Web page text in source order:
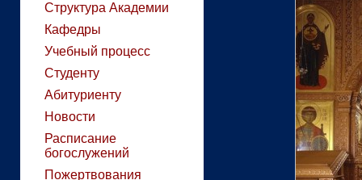
Структура Академии
Кафедры
Учебный процесс
Студенту
Абитуриенту
Новости
Расписание
богослужений
Пожертвования